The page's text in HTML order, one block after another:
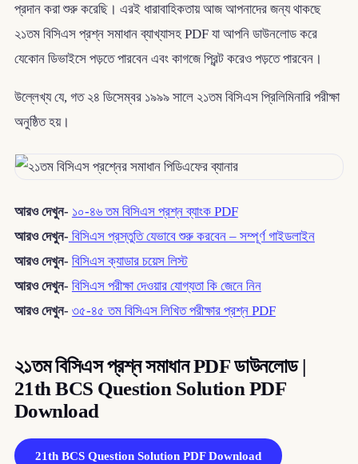
প্রদান করা শুরু করেছি। এরই ধারাবাহিকতায় আজ আপনাদের জন্য থাকছে
২১তম বিসিএস প্রশ্ন সমাধান ব্যাখ্যাসহ PDF যা আপনি ডাউনলোড করে
যেকোন ডিভাইসে পড়তে পারবেন এবং কাগজে প্রিন্ট করেও পড়তে পারবেন।
উল্লেখ্য যে, গত ২৪ ডিসেম্বর ১৯৯৯ সালে ২১তম বিসিএস প্রিলিমিনারি পরীক্ষা
অনুষ্ঠিত হয়।
আরও দেখুন- ১০-৪৬ তম বিসিএস প্রশ্ন ব্যাংক PDF
আরও দেখুন- বিসিএস প্রস্তুতি যেভাবে শুরু করবেন – সম্পূর্ণ গাইডলাইন
আরও দেখুন- বিসিএস ক্যাডার চয়েস লিস্ট
আরও দেখুন- বিসিএস পরীক্ষা দেওয়ার যোগ্যতা কি জেনে নিন
আরও দেখুন- ৩৫-৪৫ তম বিসিএস লিখিত পরীক্ষার প্রশ্ন PDF
২১তম বিসিএস প্রশ্ন সমাধান PDF ডাউনলোড |
21th BCS Question Solution PDF
Download
21th BCS Question Solution PDF Download